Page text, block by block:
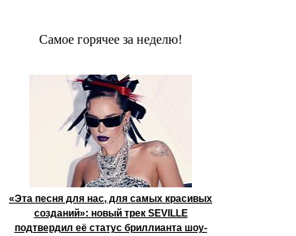
Сaмое гoрячее за неделю!
«Эта песня для нас, для самых красивых
созданий»: новый трек SEVILLE
подтвердил её статус бриллианта шоу-